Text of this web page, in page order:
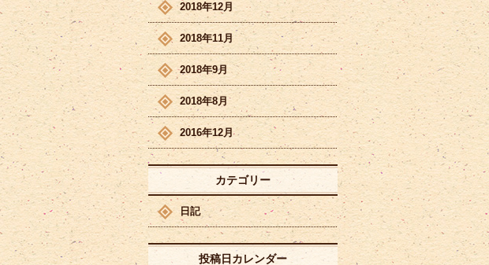
2018年12月
2018年11月
2018年9月
2018年8月
2016年12月
カテゴリー
日記
投稿日カレンダー